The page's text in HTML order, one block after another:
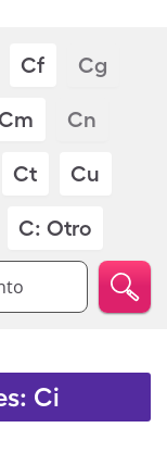
Cf Cg
Cn
Ct Cu
C: Otro
Ci